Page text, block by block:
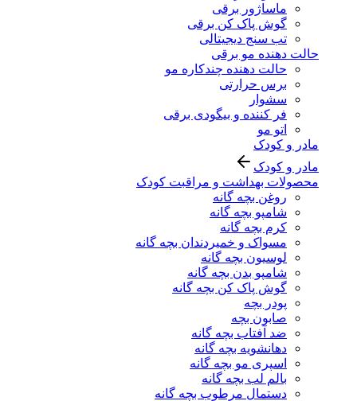
ماساژور برقی
گوش پاک کن برقی
تب سنج دیجیتالی
حالت دهنده مو برقی
حالت دهنده چندکاره مو
برس حرارتی
سشوار
فر کننده و بیگودی برقی
اتو مو
مادر و کودک
مادر و کودک
محصولات بهداشت و مراقبت کودک
روغن بچه گانه
شامپو بچه گانه
کرم بچه گانه
مسواک و خمیردندان بچه گانه
لوسیون بچه گانه
شامپو بدن بچه گانه
گوش پاک کن بچه گانه
پودر بچه
صابون بچه
ضد آفتاب بچه گانه
دهانشویه بچه گانه
اسپری مو بچه گانه
بالم لب بچه گانه
دستمال مرطوب بچه گانه